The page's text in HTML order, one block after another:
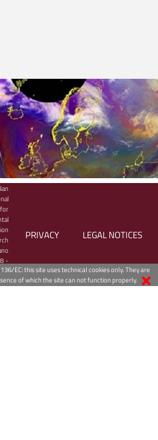
-
PRIVACY LEGAL NOTICES
EC: this site uses technical cookies only. They are
of which the site can not function properly.